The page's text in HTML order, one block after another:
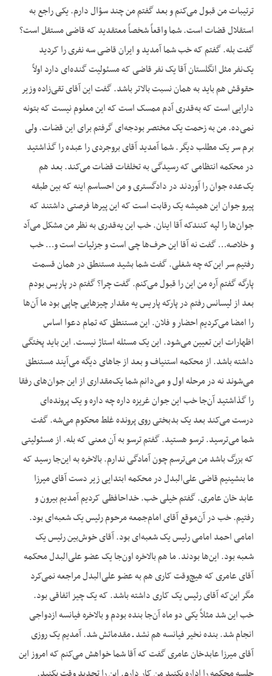
ترتیبات من قبول می‌کنم و بعد گفتم من چند سؤال دارم. یکی راجع به
استقلال قضات است. شما واقعاً شخصاً معتقدید که قاضی مستقل است؟
گفت بله. گفتم که خب شما آمدید و ایران قاضی سه نفری را کردید
یک‌نفر مثل انگلستان آقا یک نفر قاضی که مسئولیت‌ گنده‌ای دارد اولاً
حقوقش هم باید به همان نسبت بالاتر باشد. گفت این آقای تقی‌زاده وزیر
دارایی است که به‌قدری آدم ممسک است که این معلوم نیست که بتونه
نمی‌ده. من به زحمت یک مختصر بودجه‌ای گرفتم برای این قضات. ولی
برم سر یک مطلب دیگر. شما آمدید آقای بروجردی را عبده را گذاشتید
در محکمه انتظامی که رسیدگی به تخلفات قضات می‌کند. بعد هم
یک‌عده جوان را آوردند در دادگستری و من احساسم اینه که بین طبقه
پیرو جوان این همیشه یک رقابت است که این پیرها فرصتی داشتند که
جوان‌ها را لپه کنندکه آقا اینان. خب این یه‌قدری به نظر من مشکل می‌آد
و خلاصه… گفت نه آقا این حرف‌ها چی است و جزئیات است و… خب
رفتیم سر این‌که چه شغلی. گفت شما بشید مستنطق در همان قسمت
پارگه گفتم آره من این را قبول می‌کنم. گفت چرا؟ گفتم در پاریس بودم
بعد از لیسانس رفتم در پارکه پاریس یه مقدار چیزهایی چاپی بود ما آن‌ها
را امضا می‌کردیم احضار و فلان. این مستنطق که تمام دعوا اساس
اظهارات این تعیین می‌شود. این یک مسئله استاژ نیست. این باید پختگی
داشته باشد. از محکمه استنیاف و بعد از جاهای دیگه می‌آیند مستنطق
می‌شوند نه در مرحله اول و می‌دانم شما یک‌مقداری از این جوان‌های رفقا
را گذاشتید آن‌جا خب این جوان غریزه داره چه داره و یک پرونده‌ای
درست می‌کند بعد یک بدبختی روی پرونده غلط محکوم می‌شه. گفت
شما می‌ترسید. ترسو هستید. گفتم ترسو به آن معنی که بله. از مسئولیتی
که بزرگ باشد من می‌ترسم چون آمادگی ندارم. بالاخره به این‌جا رسید که
ما بنشینیم قاضی علی‌البدل در محکمه ابتدایی زیر دست آقای میرزا
عابد خان عامری. گفتم خیلی خب. خداحافظی کردیم آمدیم بیرون و
رفتیم. خب در آن‌موقع آقای امام‌جمعه مرحوم رئیس یک شعبه‌ای بود.
امامی احمد امامی رئیس یک شعبه‌ای بود. آقای خوش‌بین رئیس یک
شعبه بود. این‌ها بودند. ما هم بالاخره اون‌جا یک عضو علی‌البدل محکمه
آقای عامری که هیچ‌وقت کاری هم به عضو علی‌البدل مراجعه نمی‌کرد
مگر این‌که آقای رئیس یک کاری داشته باشد. که یک چیز اتفاقی بود.
خب این شد مثلاً یکی دو ماه آن‌جا بنده بودم و بالاخره فیانسه ازدواجی
انجام شد. بنده نخیر فیانسه هم نشد ـ مقدماتش شد. آمدیم یک روزی
آقای میرزا عابدخان عامری گفت که آقا شما خواهش می‌کنم که امروز این